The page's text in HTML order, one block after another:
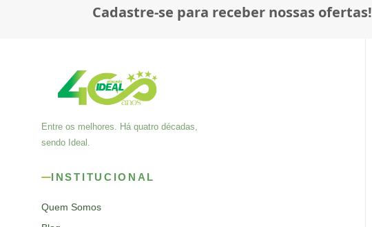
Cadastre-se para receber nossas ofertas!
Entre os melhores. Há quatro décadas,
sendo Ideal.
INSTITUCIONAL
Quem Somos